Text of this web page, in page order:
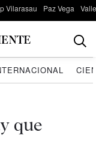
Vilarasau Paz Vega
que